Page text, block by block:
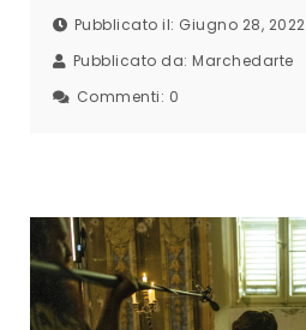
Pubblicato il: Giugno 28, 2022
Pubblicato da: Marchedarte
Commenti: 0